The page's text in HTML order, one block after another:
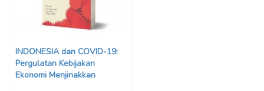
INDONESIA dan COVID-19:
Pergulatan Kebijakan
Ekonomi Menjinakkan